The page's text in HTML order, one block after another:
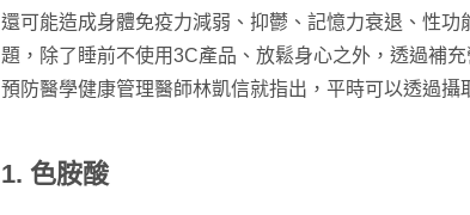
還可能造成身體免疫力減弱、抑鬱、記憶力衰退、性功
題，除了睡前不使用3C產品、放鬆身心之外，透過補
預防醫學健康管理醫師林凱信就指出，平時可以透過攝
1. 色胺酸